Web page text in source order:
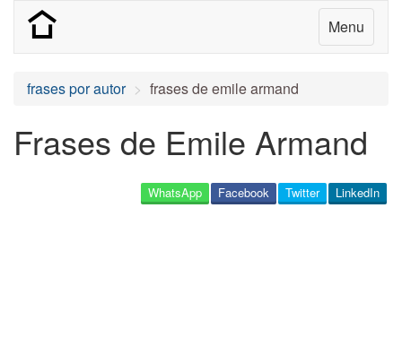
Menu
frases por autor frases de emile armand
Frases de Emile Armand
LinkedIn
Twitter
Facebook
WhatsApp